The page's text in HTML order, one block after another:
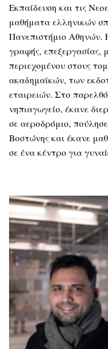
Εκπαίδευση και τις
μαθήματα ελληνικών
Πανεπιστήμιο Αθηνών.
γραφής, επεξεργασίας,
περιεχομένου στους
ακαδημαϊκών, των
εταιρειών. Στο
νηπιαγωγείο, έκανε
σε αεροδρόμιο,
Βοστώνης και έκανε
σε ένα κέντρο για